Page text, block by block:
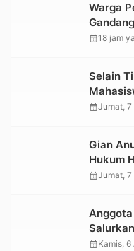
Warga
calendar_month18 jam
Selain
Lolos ke
calendar_monthJumat,
Gian
Hukum
tidak
calendar_monthJumat,
Anggota
calendar_monthKamis,